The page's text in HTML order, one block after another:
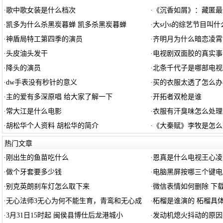
·歌中歌女装是什么档次 · 《沉香如屑》：藏匿
· 凯多为什么杀黑炭暮蝉 凯多杀黑炭暮蝉 ·大s小s的综艺节目叫什
·神盾局特工第四季的演员 ·齐明月为什么暗恋凌
·头皮油头发干 · 电视剧双面胶的真实
· 降头的演员 ·北条千代子是哪部电
·dw手表没有秒针的意义 · 买的衣服太透了怎么办
· 主的爱有多深原唱 给大家了解一下 ·开拓者双枪是谁
· 常大江是什么电影 ·衣服有汗臭味怎么处理
·胡松华个人资料 胡松华的简介 · 《大秦赋》李牧是怎
热门文章
· 刚出生的鱼苗吃什么 · 恩真是什么电视王心
·做个牙套要多少钱 · 电脑黑屏按哪三个键
·别克英朗刹车灯怎么取下来 ·微信表情如何删除 下
·无心法师3无心为何不能生育，青鸾和无心成 ·柘榴是谁演的 柘榴具
·3月31日15时起 闽侯县博仕后龙港城小 ·发动机熄火抖动的原